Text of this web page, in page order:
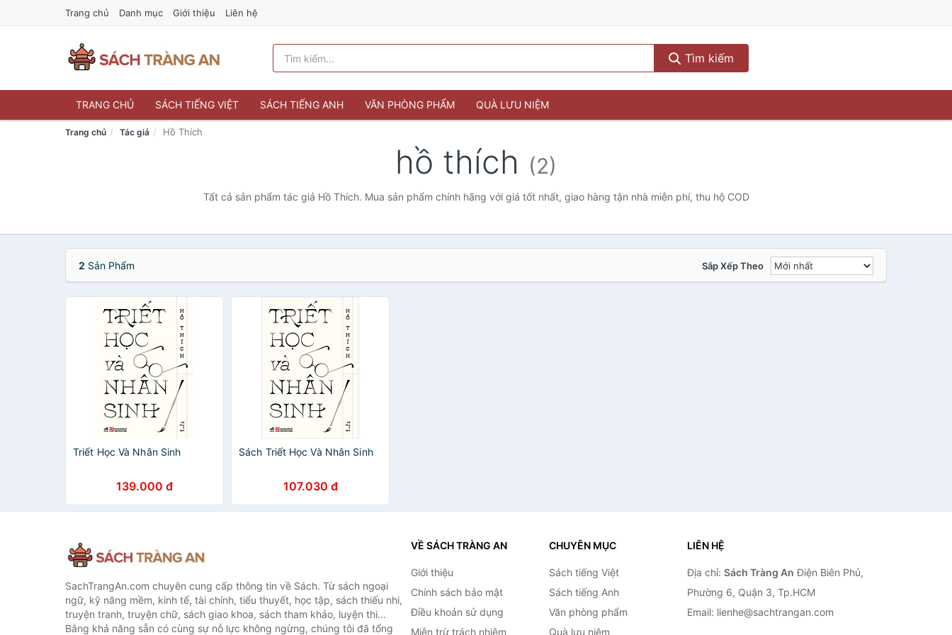
Trang chủ Danh mục Giới thiệu Liên hệ
Tìm kiếm
TRANG CHỦ SÁCH TIẾNG VIỆT SÁCH TIẾNG ANH VĂN PHÒNG PHẨM QUÀ LƯU NIỆM
Trang chủ Tác giả Hồ Thích
hồ thích (2)
Tất cả sản phẩm tác giả Hồ Thích. Mua sản phẩm chính hãng với giá tốt nhất, giao hàng tận nhà miễn phí, thu hộ COD
2 Sản Phẩm Sắp Xếp Theo
Triết Học Và Nhân Sinh
139.000 đ
Sách Triết Học Và Nhân Sinh
107.030 đ
SachTrangAn.com chuyên cung cấp thông tin về Sách. Từ sách ngoại
ngữ, kỹ năng mềm, kinh tế, tài chính, tiểu thuyết, học tập, sách thiếu nhi,
truyện tranh, truyện chữ, sách giao khoa, sách tham khảo, luyện thi...
Bằng khả năng sẵn có cùng sự nỗ lực không ngừng, chúng tôi đã tổng
VỀ SÁCH TRÀNG AN
Giới thiệu
Chính sách bảo mật
Điều khoản sử dụng
Miễn trừ trách nhiệm
CHUYÊN MỤC
Sách tiếng Việt
Sách tiếng Anh
Văn phòng phẩm
Quà lưu niệm
LIÊN HỆ
Địa chỉ: Sách Tràng An Điện Biên Phủ,
Phường 6, Quận 3, Tp.HCM
Email: lienhe@sachtrangan.com